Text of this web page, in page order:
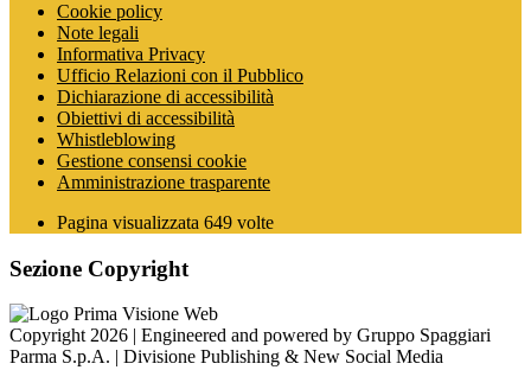
Cookie policy
Note legali
Informativa Privacy
Ufficio Relazioni con il Pubblico
Dichiarazione di accessibilità
Obiettivi di accessibilità
Whistleblowing
Gestione consensi cookie
Amministrazione trasparente
Pagina visualizzata 649 volte
Sezione Copyright
Copyright 2026 | Engineered and powered by Gruppo Spaggiari
Parma S.p.A. | Divisione Publishing & New Social Media